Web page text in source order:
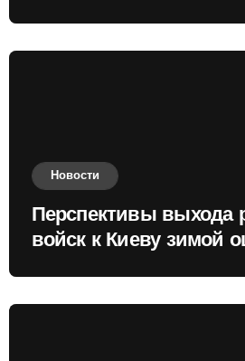
Новости
Перспективы выхода
войск к Киеву зимой